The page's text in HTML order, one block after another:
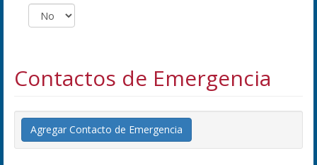
Contactos de Emergencia
Agregar Contacto de Emergencia